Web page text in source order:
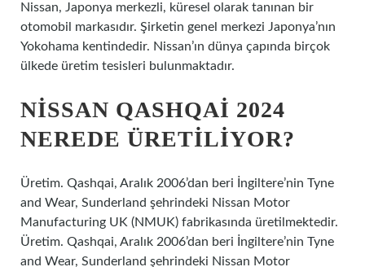
Nissan, Japonya merkezli, küresel olarak tanınan bir
otomobil markasıdır. Şirketin genel merkezi Japonya’nın
Yokohama kentindedir. Nissan’ın dünya çapında birçok
ülkede üretim tesisleri bulunmaktadır.
NISSAN QASHQAI 2024
NEREDE ÜRETILIYOR?
Üretim. Qashqai, Aralık 2006’dan beri İngiltere’nin Tyne
and Wear, Sunderland şehrindeki Nissan Motor
Manufacturing UK (NMUK) fabrikasında üretilmektedir.
Üretim. Qashqai, Aralık 2006’dan beri İngiltere’nin Tyne
and Wear, Sunderland şehrindeki Nissan Motor